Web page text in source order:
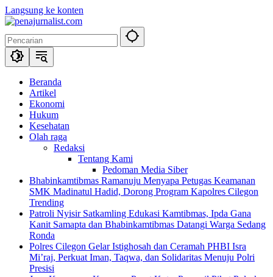
Langsung ke konten
Beranda
Artikel
Ekonomi
Hukum
Kesehatan
Olah raga
Redaksi
Tentang Kami
Pedoman Media Siber
Bhabinkamtibmas Ramanuju Menyapa Petugas Keamanan
SMK Madinatul Hadid, Dorong Program Kapolres Cilegon
Trending
Patroli Nyisir Satkamling Edukasi Kamtibmas, Ipda Gana
Kanit Samapta dan Bhabinkamtibmas Datangi Warga Sedang
Ronda
Polres Cilegon Gelar Istighosah dan Ceramah PHBI Isra
Mi’raj, Perkuat Iman, Taqwa, dan Solidaritas Menuju Polri
Presisi